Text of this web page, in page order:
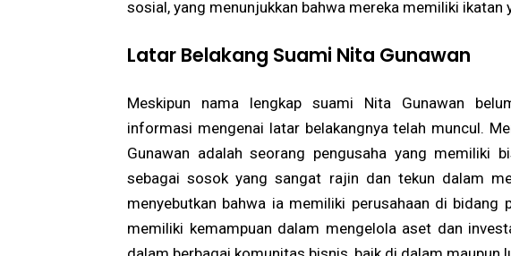
sosial, yang menunjukkan bahwa mereka memiliki ikatan
Latar Belakang Suami Nita Gunawan
Meskipun nama lengkap suami Nita Gunawan
informasi mengenai latar belakangnya telah muncul.
Gunawan adalah seorang pengusaha yang memiliki
sebagai sosok yang sangat rajin dan tekun dalam
menyebutkan bahwa ia memiliki perusahaan di bidang
memiliki kemampuan dalam mengelola aset dan